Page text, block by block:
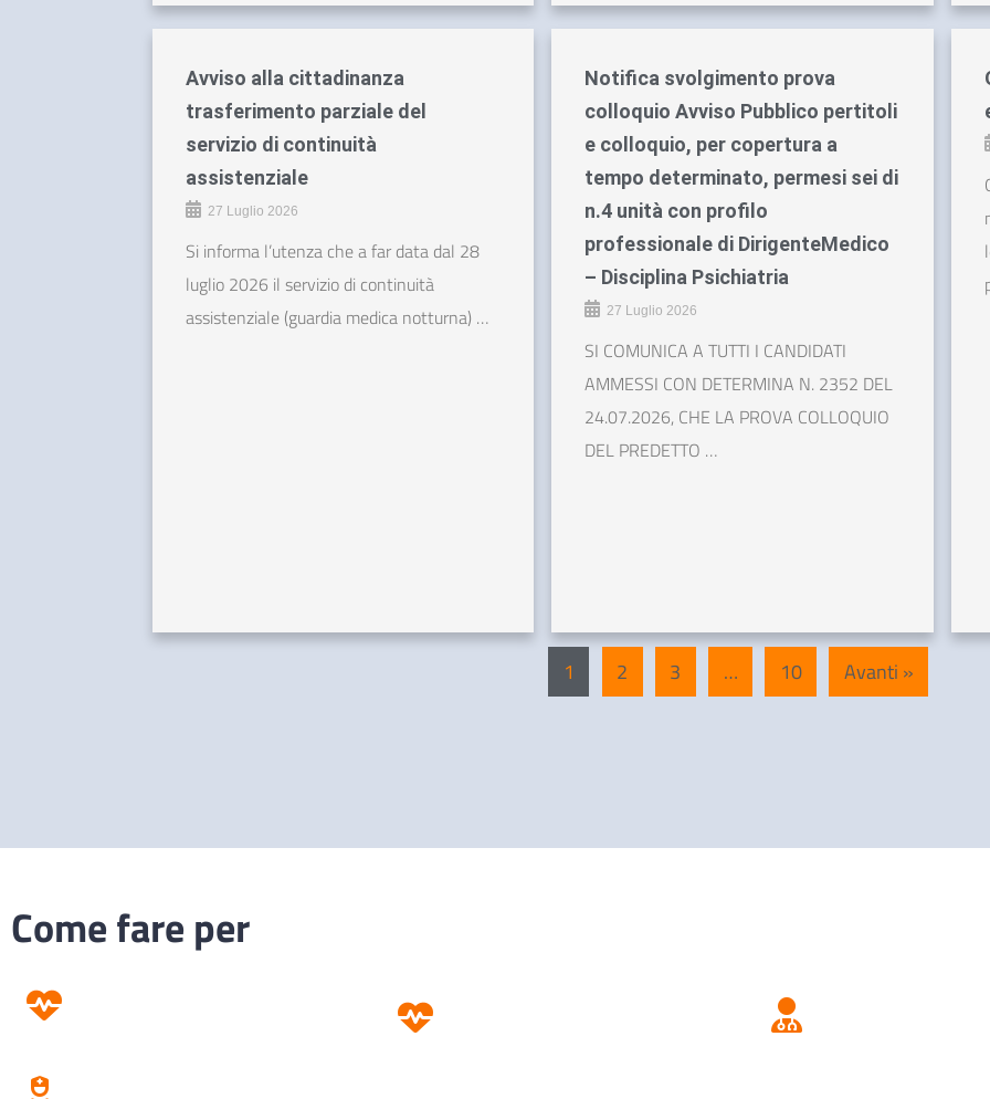
Avviso alla cittadinanza
trasferimento parziale del
servizio di continuità
assistenziale
27 Luglio 2026
Si informa l’utenza che a far data dal 28
luglio 2026 il servizio di continuità
assistenziale (guardia medica notturna) …
Notifica svolgimento prova
colloquio Avviso Pubblico pertitoli
e colloquio, per copertura a
tempo determinato, permesi sei di
n.4 unità con profilo
professionale di DirigenteMedico
– Disciplina Psichiatria
27 Luglio 2026
SI COMUNICA A TUTTI I CANDIDATI
AMMESSI CON DETERMINA N. 2352 DEL
24.07.2026, CHE LA PROVA COLLOQUIO
DEL PREDETTO …
1 2 3 … 10 Avanti »
Come fare per